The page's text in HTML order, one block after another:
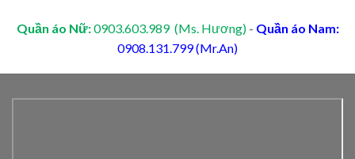
Quần áo Nữ:0903.603.989 (Ms. Hương) - Quần áo Nam:
0908.131.799 (Mr.An)